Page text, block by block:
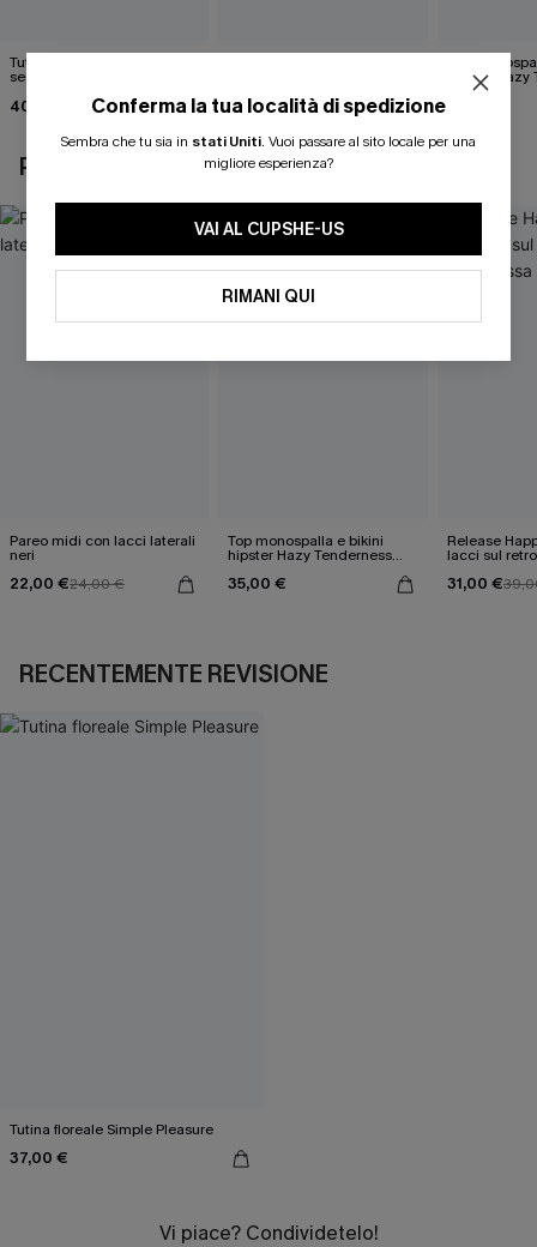
Tutina tropicale per rifugio
segreto
40,00 € 22,00 € 24,00 €
Top
hipster
Flower
POTREBBE INTERESSARTI ANCHE
Pareo midi con lacci laterali
neri
22,00 €24,00 €
Top monospalla e bikini
hipster Hazy Tenderness
35,00 €
Release
lacci sul
31,00 €
RECENTEMENTE REVISIONE
Tutina floreale Simple Pleasure
37,00 €
Vi piace? Condividetelo!
Conferma la tua località di spedizione
Sembra che tu sia in stati Uniti. Vuoi passare al sito locale per una
migliore esperienza?
VAI AL CUPSHE-US
RIMANI QUI